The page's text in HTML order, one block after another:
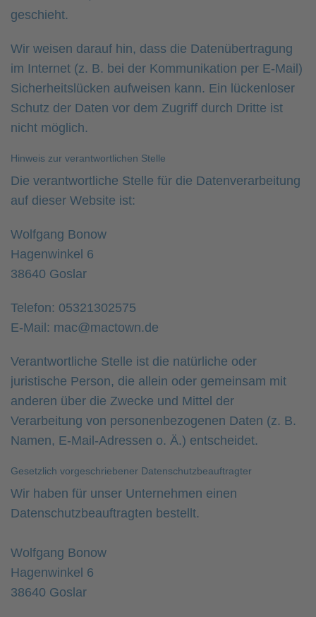
geschieht.
Wir weisen darauf hin, dass die Datenübertragung
im Internet (z. B. bei der Kommunikation per E-Mail)
Sicherheitslücken aufweisen kann. Ein lückenloser
Schutz der Daten vor dem Zugriff durch Dritte ist
nicht möglich.
Hinweis zur verantwortlichen Stelle
Die verantwortliche Stelle für die Datenverarbeitung
auf dieser Website ist:
Wolfgang Bonow
Hagenwinkel 6
38640 Goslar
Telefon: 05321302575
E-Mail: mac@mactown.de
Verantwortliche Stelle ist die natürliche oder
juristische Person, die allein oder gemeinsam mit
anderen über die Zwecke und Mittel der
Verarbeitung von personenbezogenen Daten (z. B.
Namen, E-Mail-Adressen o. Ä.) entscheidet.
Gesetzlich vorgeschriebener Datenschutzbeauftragter
Wir haben für unser Unternehmen einen
Datenschutzbeauftragten bestellt.
Wolfgang Bonow
Hagenwinkel 6
38640 Goslar